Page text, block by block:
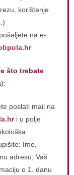
korištenje
na e-
što trebate
):
poslati mail na
i u polje
Ime,
adresu, Vaš
o 1. danu